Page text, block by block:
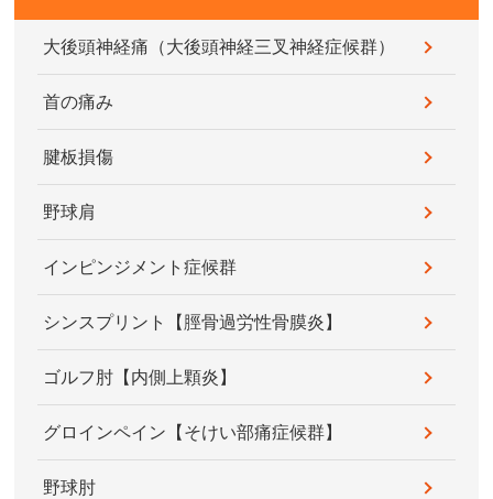
大後頭神経痛（大後頭神経三叉神経症候群）
首の痛み
腱板損傷
野球肩
インピンジメント症候群
シンスプリント【脛骨過労性骨膜炎】
ゴルフ肘【内側上顆炎】
グロインペイン【そけい部痛症候群】
野球肘